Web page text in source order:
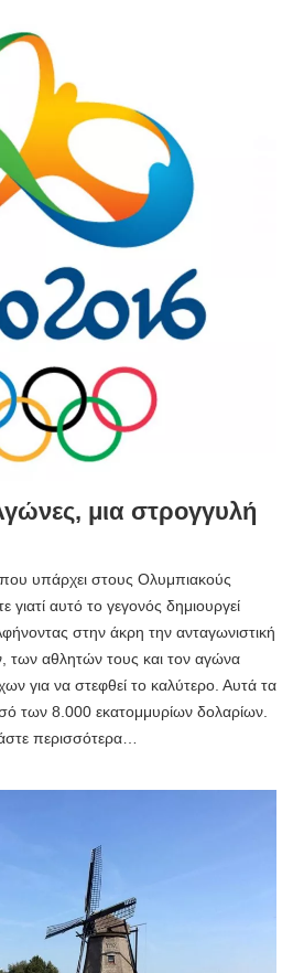
μια στρογγυλή
υπάρχει στους Ολυμπιακούς
αυτό το γεγονός δημιουργεί
στην άκρη την ανταγωνιστική
αθλητών τους και τον αγώνα
για να στεφθεί το καλύτερο. Αυτά τα
των 8.000 εκατομμυρίων δολαρίων.
περισσότερα…